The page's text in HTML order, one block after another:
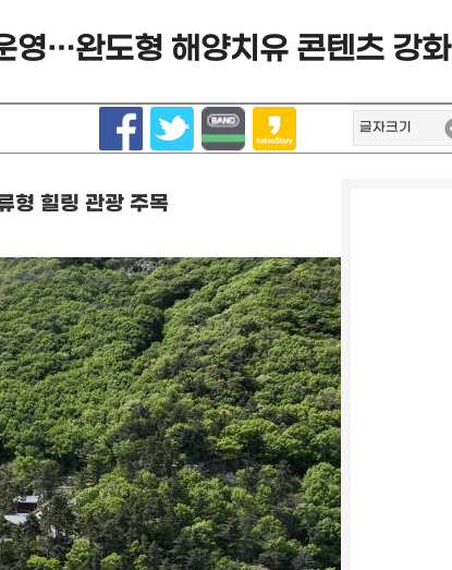
영…완도형 해양치유 콘텐츠 강화
글자크기
형 힐링 관광 주목